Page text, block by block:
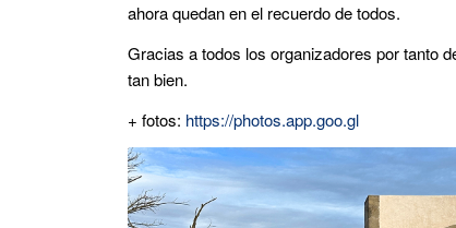
ahora quedan en el recuerdo de todos.
Gracias a todos los organizadores por tanto
tan bien.
+ fotos: https://photos.app.goo.gl